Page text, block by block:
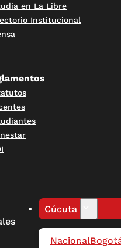
en La Libre
Institucional
Cúcuta
Nacional